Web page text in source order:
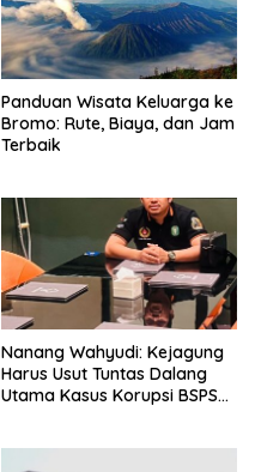
Panduan Wisata Keluarga ke
Bromo: Rute, Biaya, dan Jam
Terbaik
Nanang Wahyudi: Kejagung
Harus Usut Tuntas Dalang
Utama Kasus Korupsi BSPS